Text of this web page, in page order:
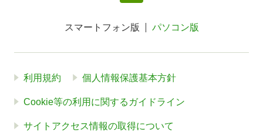
スマートフォン版 パソコン版
利用規約 個人情報保護基本方針
Cookie等の利用に関するガイドライン
サイトアクセス情報の取得について